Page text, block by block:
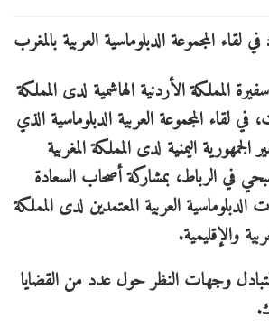
المملكة الأردنية الهاشمية لدى المملكة
في لقاء المجموعة العربية الدبلوماسية الذي
اليمنية لدى المملكة المغربية
في الرباط، بمشاركة أصحاب السعادة
الدبلوماسية العربية المعتمدين لدى المملكة
والإقليمية.
وجهات النظر حول عدد من القضايا